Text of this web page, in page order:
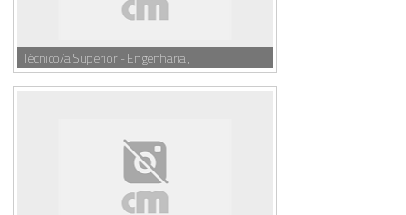
Técnico/a Superior - Engenharia ,